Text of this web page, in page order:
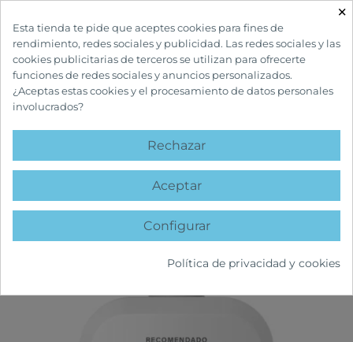
INICIO CUIDADOS FACIALES
favorite
×
Esta tienda te pide que aceptes cookies para fines de
rendimiento, redes sociales y publicidad. Las redes sociales y las
cookies publicitarias de terceros se utilizan para ofrecerte
funciones de redes sociales y anuncios personalizados.
¿Aceptas estas cookies y el procesamiento de datos personales
involucrados?
Rechazar
Aceptar
Configurar
Política de privacidad y cookies